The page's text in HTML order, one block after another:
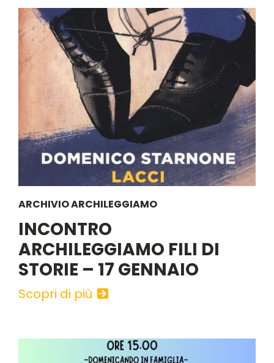
ARCHIVIO ARCHILEGGIAMO
INCONTRO
ARCHILEGGIAMO FILI DI
STORIE – 17 GENNAIO
Scopri di più